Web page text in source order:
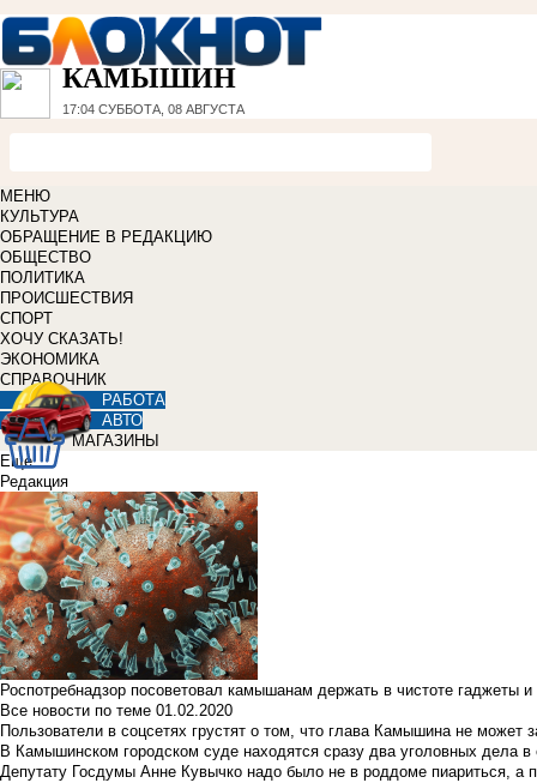
КАМЫШИН
17:04 СУББОТА, 08 АВГУСТА
МЕНЮ
КУЛЬТУРА
ОБРАЩЕНИЕ В РЕДАКЦИЮ
ОБЩЕСТВО
ПОЛИТИКА
ПРОИСШЕСТВИЯ
СПОРТ
ХОЧУ СКАЗАТЬ!
ЭКОНОМИКА
СПРАВОЧНИК
РАБОТА
АВТО
МАГАЗИНЫ
Еще
Редакция
Роспотребнадзор посоветовал камышанам держать в чистоте гаджеты
Все новости по теме 01.02.2020
Пользователи в соцсетях грустят о том, что глава Камышина не может
В Камышинском городском суде находятся сразу два уголовных дела
Депутату Госдумы Анне Кувычко надо было не в роддоме пиариться, а